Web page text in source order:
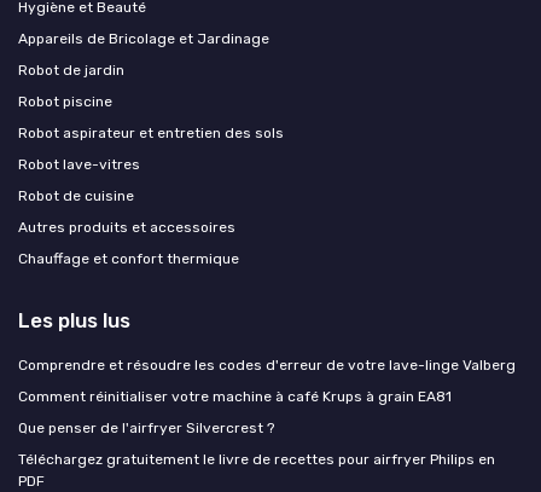
Hygiène et Beauté
Appareils de Bricolage et Jardinage
Robot de jardin
Robot piscine
Robot aspirateur et entretien des sols
Robot lave-vitres
Robot de cuisine
Autres produits et accessoires
Chauffage et confort thermique
Les plus lus
Comprendre et résoudre les codes d'erreur de votre lave-linge Valberg
Comment réinitialiser votre machine à café Krups à grain EA81
Que penser de l'airfryer Silvercrest ?
Téléchargez gratuitement le livre de recettes pour airfryer Philips en
PDF